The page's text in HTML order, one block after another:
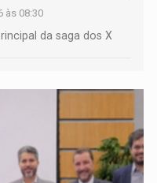
às 08:30
da saga dos X